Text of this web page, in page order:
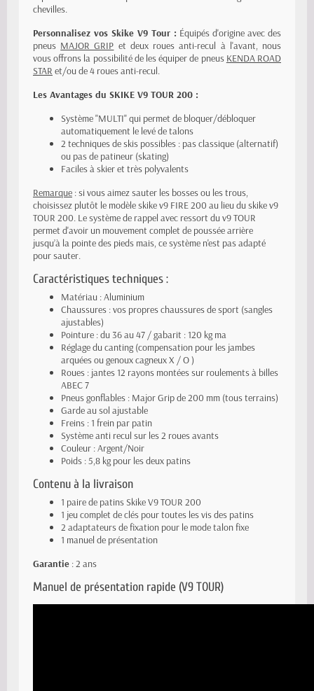
chevilles.
Personnalisez vos Skike V9 Tour : Équipés d'origine avec des
pneus MAJOR GRIP et deux roues anti-recul à l'avant, nous
vous offrons la possibilité de les équiper de pneus KENDA ROAD
STAR et/ou de 4 roues anti-recul.
Les Avantages du SKIKE V9 TOUR 200 :
Système "MULTI" qui permet de bloquer/débloquer
automatiquement le levé de talons
2 techniques de skis possibles : pas classique (alternatif)
ou pas de patineur (skating)
Faciles à skier et très polyvalents
Remarque : si vous aimez sauter les bosses ou les trous,
choisissez plutôt le modèle skike v9 FIRE 200 au lieu du skike v9
TOUR 200. Le système de rappel avec ressort du v9 TOUR
permet d'avoir un mouvement complet de poussée arrière
jusqu’à la pointe des pieds mais, ce système n'est pas adapté
pour sauter.
Caractéristiques techniques :
Matériau : Aluminium
Chaussures : vos propres chaussures de sport (sangles
ajustables)
Pointure : du 36 au 47 / gabarit : 120 kg ma
Réglage du canting (compensation pour les jambes
arquées ou genoux cagneux X / O )
Roues : jantes 12 rayons montées sur roulements à billes
ABEC 7
Pneus gonflables : Major Grip de 200 mm (tous terrains)
Garde au sol ajustable
Freins : 1 frein par patin
Système anti recul sur les 2 roues avants
Couleur : Argent/Noir
Poids : 5,8 kg pour les deux patins
Contenu à la livraison
1 paire de patins Skike V9 TOUR 200
1 jeu complet de clés pour toutes les vis des patins
2 adaptateurs de fixation pour le mode talon fixe
1 manuel de présentation
Garantie : 2 ans
Manuel de présentation rapide (V9 TOUR)